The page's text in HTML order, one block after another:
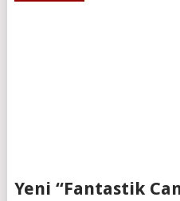
Yeni “Fantastik